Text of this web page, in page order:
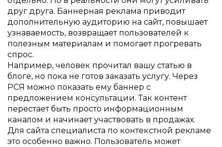
друг друга. Баннерная реклама приводит
дополнительную аудиторию на сайт, повышает
узнаваемость, возвращает пользователей к
полезным материалам и помогает прогревать
спрос.
Например, человек прочитал вашу статью в
блоге, но пока не готов заказать услугу. Через
РСЯ можно показать ему баннер с
предложением консультации. Так контент
перестает быть просто информационным
каналом и начинает участвовать в продажах.
Для сайта специалиста по контекстной рекламе
это особенно важно. Пользователь может